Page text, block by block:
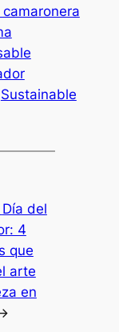
Sustainable
Día del
4
que
arte
en